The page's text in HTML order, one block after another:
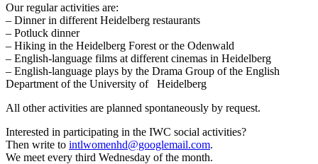
Our regular activities are:
– Dinner in different Heidelberg restaurants
– Potluck dinner
– Hiking in the Heidelberg Forest or the Odenwald
– English-language films at different cinemas in Heidelberg
– English-language plays by the Drama Group of the English
Department of the University of Heidelberg
All other activities are planned spontaneously by request.
Interested in participating in the IWC social activities?
Then write to intlwomenhd@googlemail.com.
We meet every third Wednesday of the month.